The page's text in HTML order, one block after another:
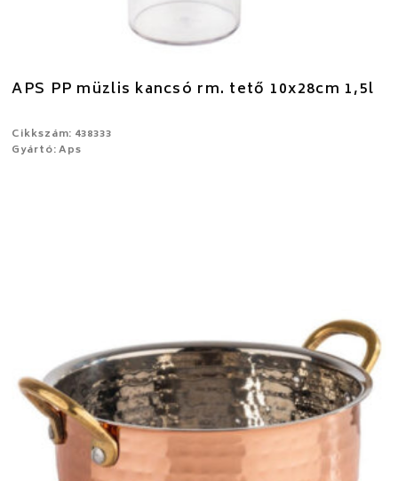
APS PP müzlis kancsó rm. tető 10x28cm 1,5l
Cikkszám: 438333
Gyártó: Aps